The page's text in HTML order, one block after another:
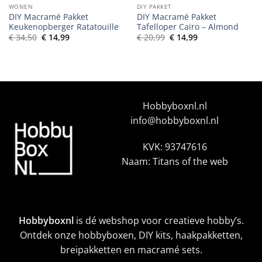
WONEN
DIY Macramé Pakket
Keukenopberger Ratatouille
€34,50 Oorspronkelijke
prijs
€14,99Huidige
DIY PAKKET
DIY Macramé Pakket
Tafelloper Caïro – Almond
€20,99 Oorspronkelijke
prijs
€14,99Huidige
Hobbyboxnl.nl
info@hobbyboxnl.nl
KVK: 93747616
Naam: Titans of the web
Hobbyboxnlis dé webshop voor creatieve hobby’s.
Ontdek onze hobbyboxen, DIY kits, haakpakketten,
breipakketten en macramé sets.